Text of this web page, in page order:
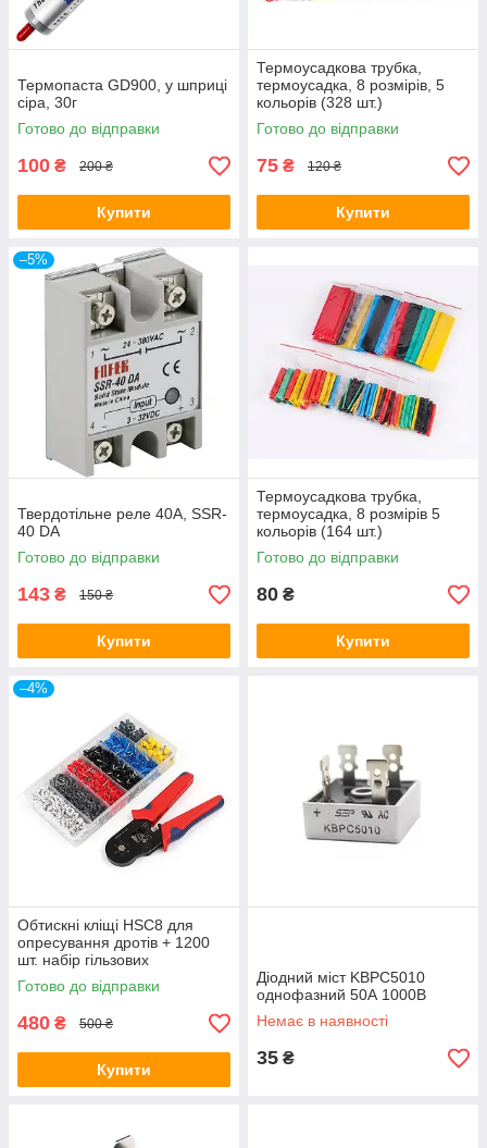
Термопаста GD900, у шприці
сіра, 30г
Готово до відправки
100 ₴ 200 ₴
Купити
Термоусадкова трубка,
термоусадка, 8 розмірів, 5
кольорів (328 шт.)
Готово до відправки
75 ₴ 120 ₴
Купити
–5%
Твердотільне реле 40А, SSR-
40 DA
Готово до відправки
143 ₴ 150 ₴
Купити
Термоусадкова трубка,
термоусадка, 8 розмірів 5
кольорів (164 шт.)
Готово до відправки
80 ₴
Купити
–4%
Обтискні кліщі HSC8 для
опресування дротів + 1200
шт. набір гільзових
наконечників
Готово до відправки
480 ₴ 500 ₴
Купити
Діодний міст KBPC5010
однофазний 50А 1000В
Немає в наявності
35 ₴